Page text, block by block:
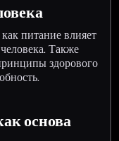
питание влияет
Также
здорового
основа